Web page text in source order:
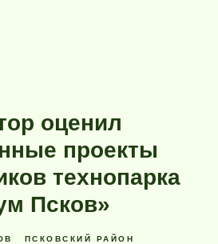
оценил
проекты
технопарка
Псков»
ПСКОВСКИЙ РАЙОН